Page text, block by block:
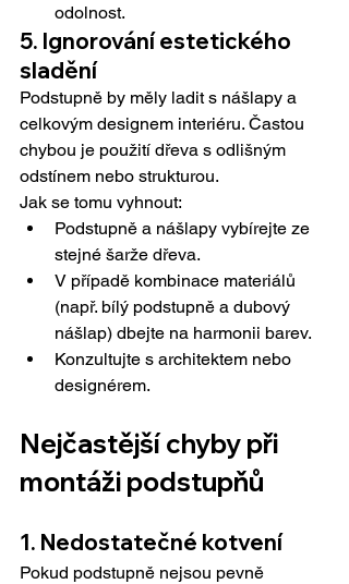
odolnost.
5. Ignorování estetického
sladění
Podstupně by měly ladit s nášlapy a
celkovým designem interiéru. Častou
chybou je použití dřeva s odlišným
odstínem nebo strukturou.
Jak se tomu vyhnout:
Podstupně a nášlapy vybírejte ze
stejné šarže dřeva.
V případě kombinace materiálů
(např. bílý podstupně a dubový
nášlap) dbejte na harmonii barev.
Konzultujte s architektem nebo
designérem.
Nejčastější chyby při
montáži podstupňů
1. Nedostatečné kotvení
Pokud podstupně nejsou pevně